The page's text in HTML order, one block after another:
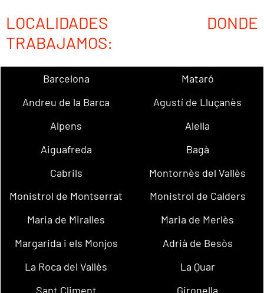
LOCALIDADES DONDE
TRABAJAMOS:
Barcelona
Mataró
Andreu de la Barca
Agustí de Lluçanès
Alpens
Alella
Aiguafreda
Bagà
Cabrils
Montornès del Vallès
Monistrol de Montserrat
Monistrol de Calders
Maria de Miralles
Maria de Merlès
Margarida i els Monjos
Adrià de Besòs
La Roca del Vallès
La Quar
Sant Climent
Gironella